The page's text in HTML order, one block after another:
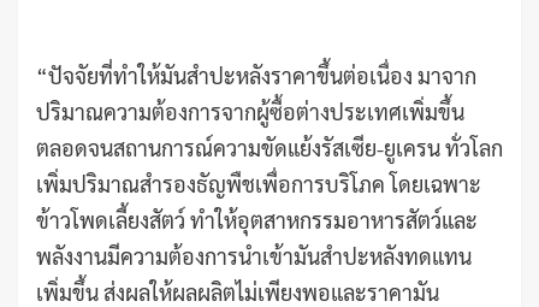
“ปัจจัยที่ทำให้มันสำปะหลังราคาขึ้นต่อเนื่อง มาจาก
ปริมาณความต้องการจากผู้ซื้อต่างประเทศเพิ่มขึ้น
ตลอดจนสถานการณ์ความขัดแย้งรัสเซีย-ยูเครน ทั่วโลก
เพิ่มปริมาณสำรองธัญพืชเพื่อการบริโภค โดยเฉพาะ
ข้าวโพดเลี้ยงสัตว์ ทำให้อุตสาหกรรมอาหารสัตว์และ
พลังงานมีความต้องการนำเข้ามันสำปะหลังทดแทน
เพิ่มขึ้น ส่งผลให้ผลผลิตไม่เพียงพอและราคามัน